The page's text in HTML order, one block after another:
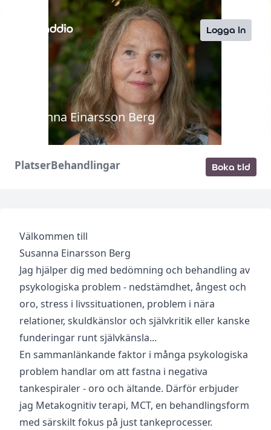
Logga in
Susanna Einarsson Berg
PlatserBehandlingar Boka tid
Välkommen till
Susanna Einarsson Berg
Jag hjälper dig med bedömning och behandling av
psykologiska problem - nedstämdhet, ångest och
oro, stress i livssituationen, problem i nära
relationer, skuldkänslor och självkritik eller kanske
funderingar runt självkänsla...
En sammanlänkande faktor i många psykologiska
problem handlar om att fastna i negativa
tankespiraler - oro och ältande. Därför erbjuder
jag Metakognitiv terapi, MCT, en behandlingsform
med särskilt fokus på just tankeprocesser.